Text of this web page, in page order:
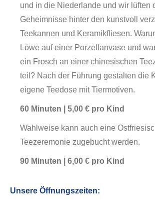
und in die Niederlande und wir lüften
Geheimnisse hinter den kunstvoll
Teekannen und Keramikfliesen.
Löwe auf einer Porzellanvase und
ein Frosch an einer chinesischen
teil? Nach der Führung gestalten die
eigene Teedose mit Tiermotiven.
60 Minuten | 5,00 € pro Kind
Wahlweise kann auch eine
Teezeremonie zugebucht werden.
90 Minuten | 6,00 € pro Kind
Unsere Öffnungszeiten: